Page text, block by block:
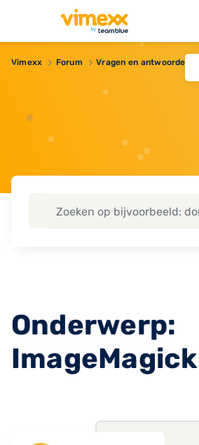
Vimexx Forum Vragen en antwoorden
Onderwerp:
ImageMagick